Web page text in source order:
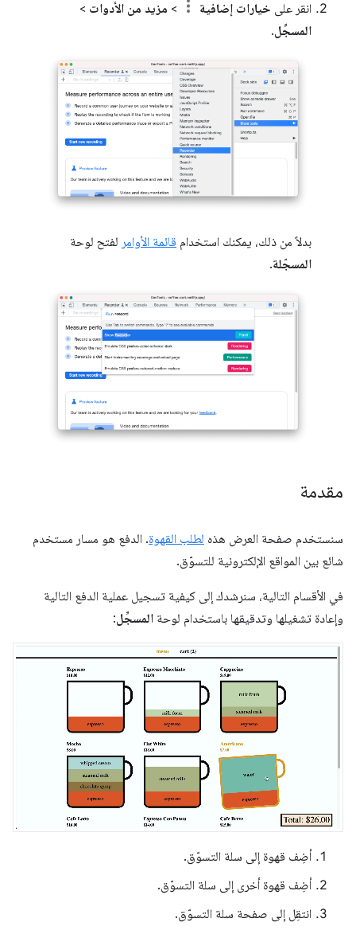
انقر على خيارات إضافية > مزيد من الأدوات >
المسجِّل.
بدلاً من ذلك، يمكنك استخدام قائمة الأوامر لفتح لوحة
المسجّلة.
مقدمة
سنستخدم صفحة العرض هذه لطلب القهوة. الدفع هو مسار مستخدم
شائع بين المواقع الإلكترونية للتسوّق.
في الأقسام التالية، سنرشدك إلى كيفية تسجيل عملية الدفع التالية
وإعادة تشغيلها وتدقيقها باستخدام لوحة المسجِّل:
أضِف قهوة إلى سلة التسوّق.
أضِف قهوة أخرى إلى سلة التسوّق.
انتقِل إلى صفحة سلة التسوّق.